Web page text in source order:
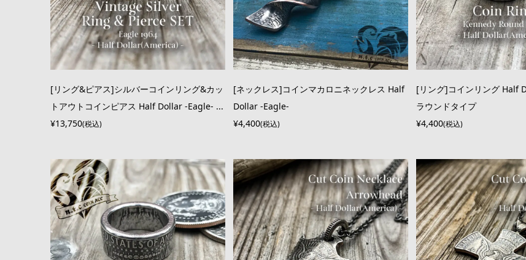
[リング&ピアス]シルバーコインリング&カッ
トアウトコインピアス Half Dollar -Eagle- ...
¥13,750(税込)
[ネックレス]コインマカロニネックレス Half
Dollar -Eagle-
¥4,400(税込)
[リング]コインリング Half
ラウンドタイプ
¥4,400(税込)